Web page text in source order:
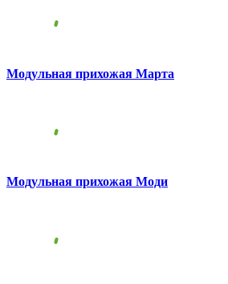
Модульная прихожая Марта
Модульная прихожая Моди